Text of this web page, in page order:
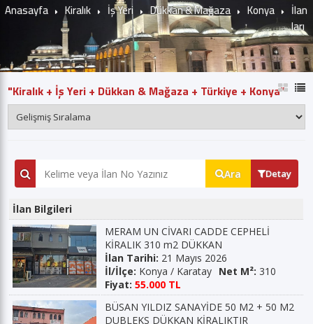
Anasayfa Kiralık İş Yeri Dükkan & Mağaza Konya
İlan
ları
"Kiralık + İş Yeri + Dükkan & Mağaza + Türkiye + Konya"
Ara Detay
İlan Bilgileri
MERAM UN CİVARI CADDE CEPHELİ
KİRALIK 310 m2 DÜKKAN
İlan Tarihi: 21 Mayıs 2026
İl/İlçe: Konya / Karatay Net M²: 310
Fiyat: 55.000 TL
BÜSAN YILDIZ SANAYİDE 50 M2 + 50 M2
DUBLEKS DÜKKAN KİRALIKTIR